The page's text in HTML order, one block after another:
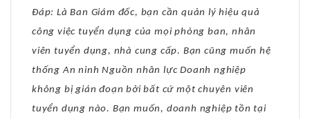
Đáp: Là Ban Giám đốc, bạn cần quản lý hiệu quả
công việc tuyển dụng của mọi phòng ban, nhân
viên tuyển dụng, nhà cung cấp. Bạn cũng muốn hệ
thống An ninh Nguồn nhân lực Doanh nghiệp
không bị gián đoạn bởi bất cứ một chuyên viên
tuyển dụng nào. Bạn muốn, doanh nghiệp tồn tại